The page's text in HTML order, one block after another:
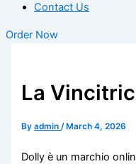
Contact Us
Order Now
La
Byadmin/March 4, 2026
Dolly è un marchio